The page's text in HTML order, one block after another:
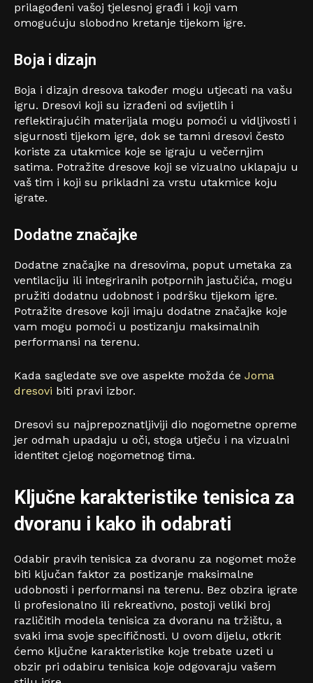
prilagođeni vašoj tjelesnoj građi i koji vam
omogućuju slobodno kretanje tijekom igre.
Boja i dizajn
Boja i dizajn dresova također mogu utjecati na vašu
igru. Dresovi koji su izrađeni od svijetlih i
reflektirajućih materijala mogu pomoći u vidljivosti i
sigurnosti tijekom igre, dok se tamni dresovi često
koriste za utakmice koje se igraju u večernjim
satima. Potražite dresove koji se vizualno uklapaju u
vaš tim i koji su prikladni za vrstu utakmice koju
igrate.
Dodatne značajke
Dodatne značajke na dresovima, poput umetaka za
ventilaciju ili integriranih potpornih jastučića, mogu
pružiti dodatnu udobnost i podršku tijekom igre.
Potražite dresove koji imaju dodatne značajke koje
vam mogu pomoći u postizanju maksimalnih
performansi na terenu.
Kada sagledate sve ove aspekte možda će Joma
dresovi biti pravi izbor.
Dresovi su najprepoznatljiviji dio nogometne opreme
jer odmah upadaju u oči, stoga utječu i na vizualni
identitet cjelog nogometnog tima.
Ključne karakteristike tenisica za
dvoranu i kako ih odabrati
Odabir pravih tenisica za dvoranu za nogomet može
biti ključan faktor za postizanje maksimalne
udobnosti i performansi na terenu. Bez obzira igrate
li profesionalno ili rekreativno, postoji veliki broj
različitih modela tenisica za dvoranu na tržištu, a
svaki ima svoje specifičnosti. U ovom dijelu, otkrit
ćemo ključne karakteristike koje trebate uzeti u
obzir pri odabiru tenisica koje odgovaraju vašem